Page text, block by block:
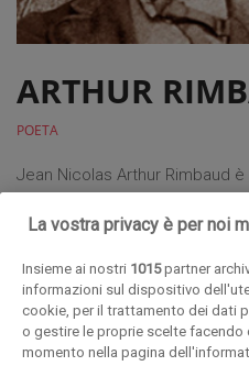
ARTHUR
POETA
Jean Nicolas Arthur Rimbaud
opere emergono con forza
perché la sua produzione
anni. Nascita: 20 ottobre 1854,
Decesso: 10 novembre 1891,
completo: Jean Nicolas Arthur
La vostra privacy è per noi
Insieme ai nostri 1015partner
informazioni sul dispositivo
cookie, per il trattamento dei dati
o gestire le proprie scelte facendo
momento nella pagina